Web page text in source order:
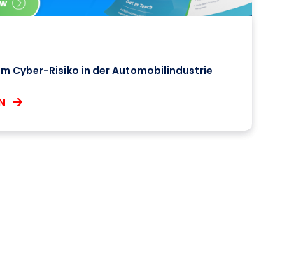
Cyber-Risiko in der Automobilindustrie